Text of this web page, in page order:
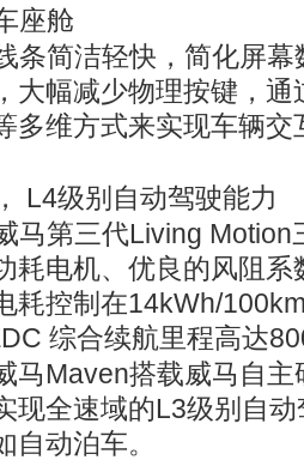
座舱
条简洁轻快，简化屏
大幅减少物理按键，
多维方式来实现车辆交
L4级别自动驾驶能力
马第三代Living Motion
耗电机、优良的风阻系
耗控制在14kWh/
综合续航里程高达
马Maven搭载威马自
现全速域的L3级别自
自动泊车。